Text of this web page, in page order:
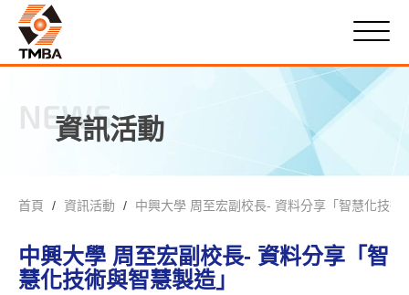
NEWS
資訊活動
首頁 資訊活動 中興大學 周至宏副校長- 資料分享「智慧化技術
中興大學 周至宏副校長- 資料分享「智
慧化技術與智慧製造」